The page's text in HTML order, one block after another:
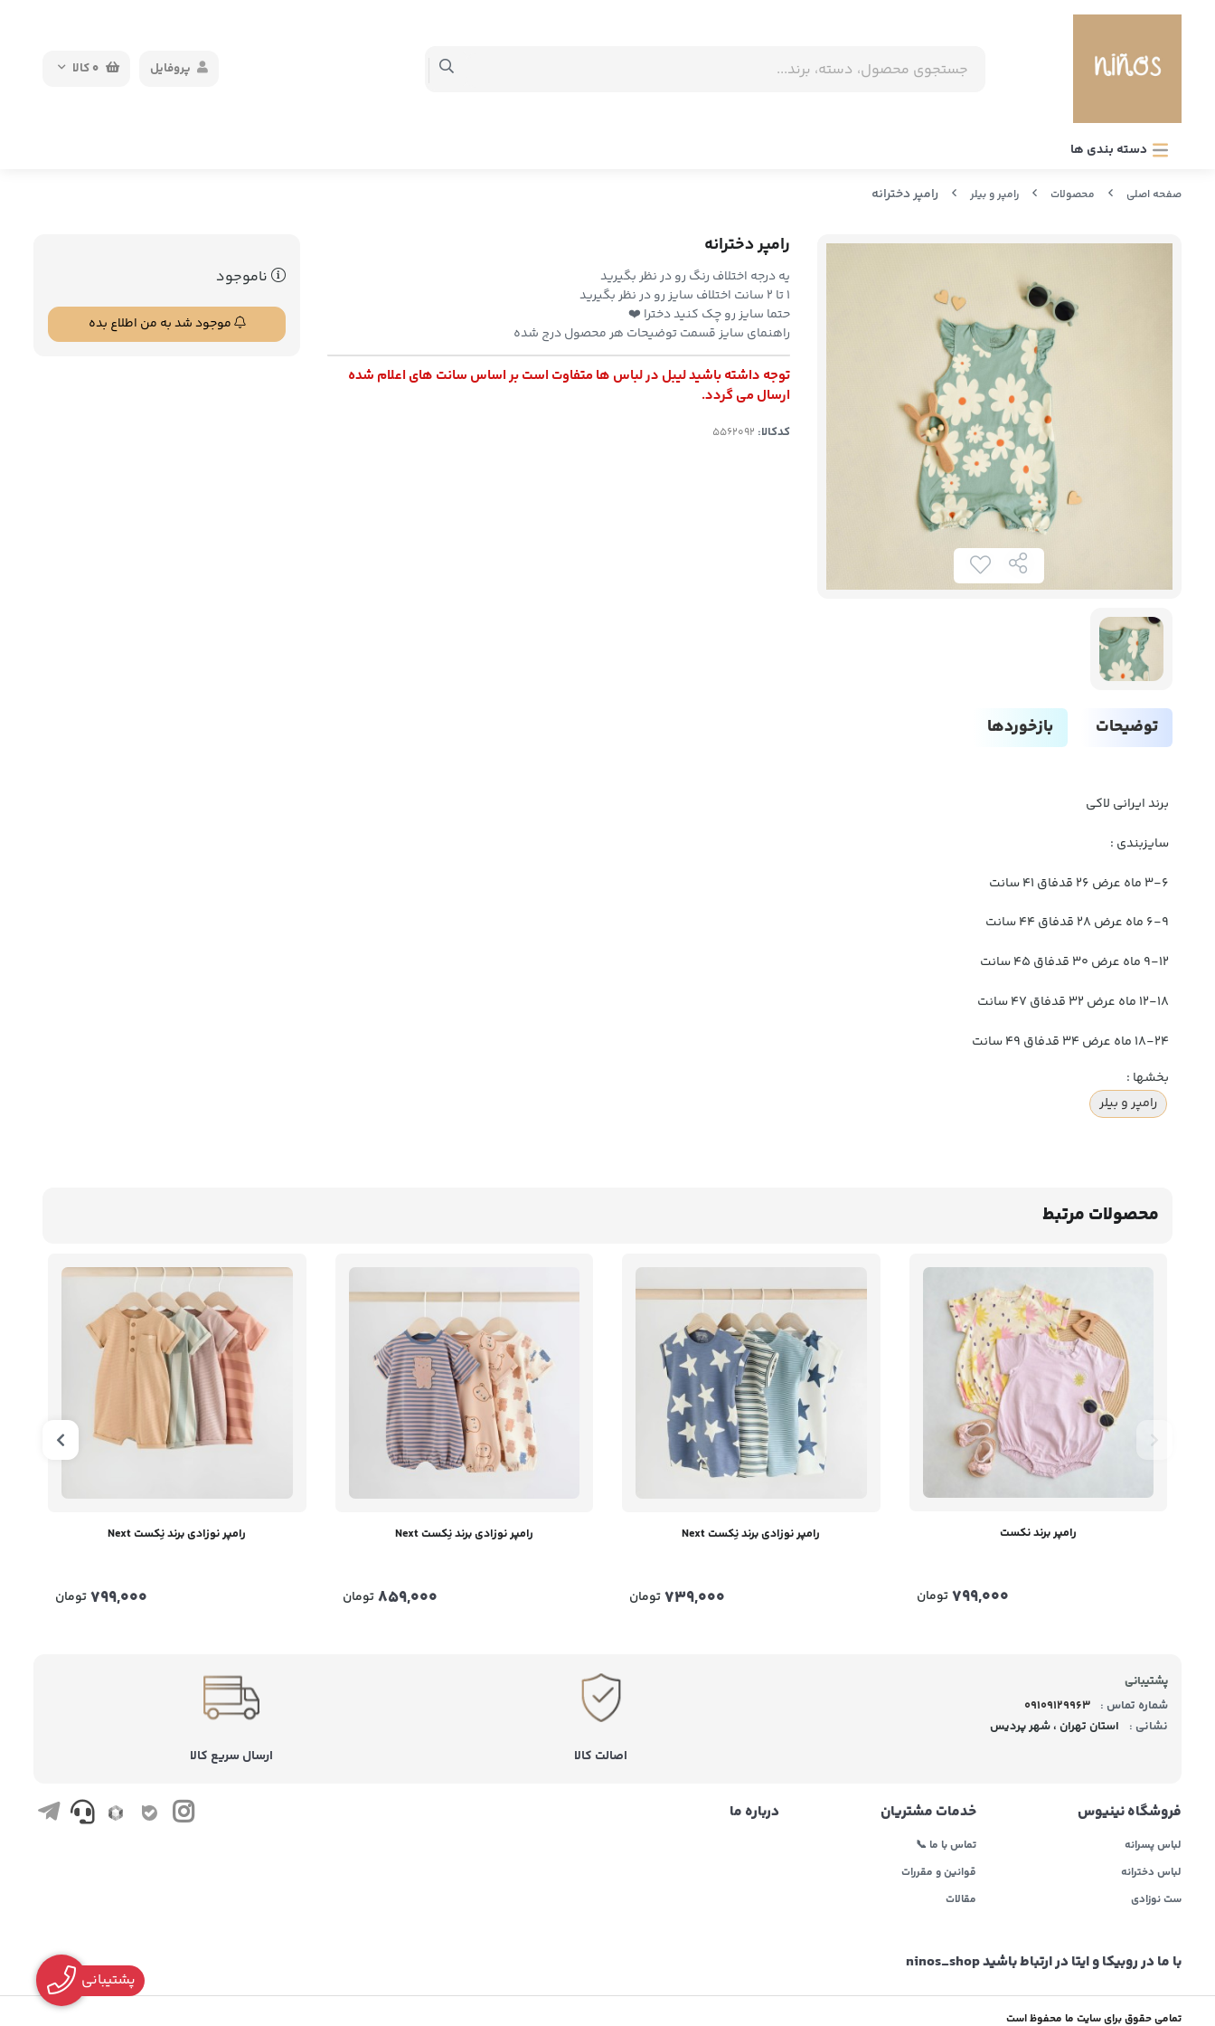
0کالا پروفایل
دسته بندی ها
صفحه اصلی محصولات رامپر و بیلر رامپر دخترانه
رامپر دخترانه
یه درجه اختلاف رنگ رو در نظر بگیرید
۱ تا ۲ سانت اختلاف سایز رو در نظر بگیرید
حتما سایز رو چک کنید دخترا ❤️
راهنمای سایز قسمت توضیحات هر محصول درج شده
توجه داشته باشید لیبل در لباس ها متفاوت است بر اساس سانت های اعلام شده
ارسال می گردد.
کدکالا:
ناموجود
موجود شد به من اطلاع بده
توضیحات بازخوردها
برند ایرانی لاکی
سایزبندی :
۳-۶ ماه عرض ۲۶ قدفاق ۴۱ سانت
۶-۹ ماه عرض ۲۸ قدفاق ۴۴ سانت
۹-۱۲ ماه عرض ۳۰ قدفاق ۴۵ سانت
۱۲-۱۸ ماه عرض ۳۲ قدفاق ۴۷ سانت
۱۸-۲۴ ماه عرض ۳۴ قدفاق ۴۹ سانت
بخشها :
رامپر و بیلر
محصولات مرتبط
رامپر برند نکست
799,000 تومان
رامپر نوزادی برند نِکست Next
739,000تومان
رامپر نوزادی برند نِکست Next
859,000 تومان
رامپر نوزادی برند نِکست Next
799,000تومان
پشتیبانی
شماره تماس :
09109129963
نشانی :
استان تهران ، شهر پردیس
اصالت کالا ارسال سریع کالا
فروشگاه نینیوس
لباس پسرانه
لباس دخترانه
ست نوزادی
خدمات مشتریان
تماس با ما 📞
قوانین و مقررات
مقالات
درباره ما
با ما در روبیکا و ایتا در ارتباط باشید ninos_shop
تمامی حقوق برای سایت ما محفوظ است
پشتیبانی